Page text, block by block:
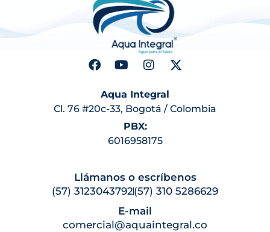
Aqua Integral
Cl. 76 #20c-33, Bogotá / Colombia
PBX:
6016958175
Llámanos o escríbenos
(57) 3123043792(57) 310 5286629
E-mail
comercial@aquaintegral.co